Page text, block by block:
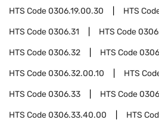
HTS Code0306.19.00.30 HTS
HTS Code0306.31 HTS Code
HTS Code0306.32 HTS Code
HTS Code0306.32.00.10 HTS
HTS Code0306.33 HTS Code
HTS Code0306.33.40.00 HTS